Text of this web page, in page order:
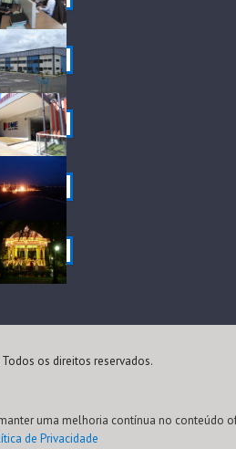
os direitos reservados.
uma melhoria contínua no
de Privacidade